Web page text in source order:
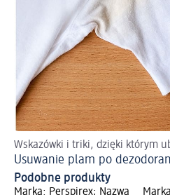
Wskazówki i triki, dzięki którym
Usuwanie plam po
Podobne produkty
Marka: Perspirex; Nazwa